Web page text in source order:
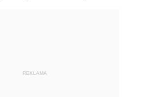
REKLAMA